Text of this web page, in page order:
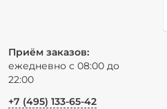
Приём заказов:
ежедневно с 08:00 до
22:00
+7 (495) 133-65-42